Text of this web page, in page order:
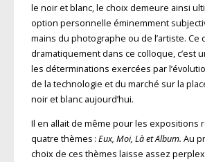
le noir et blanc, le choix demeure ainsi
option personnelle éminemment
mains du photographe ou de l’artiste. Ce
dramatiquement dans ce colloque, c’est
les déterminations exercées par
de la technologie et du marché sur la
noir et blanc aujourd’hui.
Il en allait de même pour les expositions
quatre thèmes : Eux, Moi, Là et Album. Au
choix de ces thèmes laisse assez